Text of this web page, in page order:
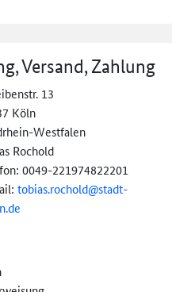
Versand, Zahlung
13
Köln
Westfalen
Rochold
0049-221974822201
tobias.rochold@stadt-